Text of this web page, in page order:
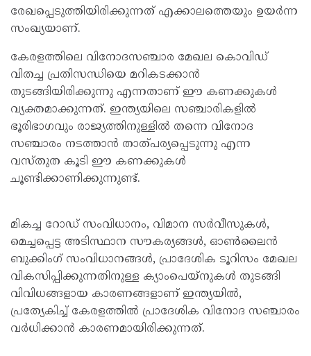
രേഖപ്പെടുത്തിയിരിക്കുന്നത് എക്കാലത്തെയും ഉയർന്ന
സംഖ്യയാണ്.
കേരളത്തിലെ വിനോദസഞ്ചാര മേഖല കൊവിഡ്
വിതച്ച പ്രതിസന്ധിയെ മറികടക്കാൻ
തുടങ്ങിയിരിക്കുന്നു എന്നതാണ് ഈ കണക്കുകൾ
വ്യക്തമാക്കുന്നത്. ഇന്ത്യയിലെ സഞ്ചാരികളിൽ
ഭൂരിഭാഗവും രാജ്യത്തിനുള്ളിൽ തന്നെ വിനോദ
സഞ്ചാരം നടത്താൻ താത്പര്യപ്പെടുന്നു എന്ന
വസ്തുത കൂടി ഈ കണക്കുകൾ
ചൂണ്ടിക്കാണിക്കുന്നുണ്ട്.
മികച്ച റോഡ് സംവിധാനം, വിമാന സർവീസുകൾ,
മെച്ചപ്പെട്ട അടിസ്ഥാന സൗകര്യങ്ങൾ, ഓൺലൈൻ
ബുക്കിംഗ് സംവിധാനങ്ങൾ, പ്രാദേശിക ടൂറിസം മേഖല
വികസിപ്പിക്കുന്നതിനുള്ള ക്യാംപെയ്നുകൾ തുടങ്ങി
വിവിധങ്ങളായ കാരണങ്ങളാണ് ഇന്ത്യയിൽ,
പ്രത്യേകിച്ച് കേരളത്തിൽ പ്രാദേശിക വിനോദ സഞ്ചാരം
വർധിക്കാൻ കാരണമായിരിക്കുന്നത്.